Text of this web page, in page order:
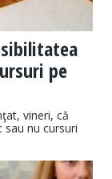
pe
vineri, că
sau nu cursuri